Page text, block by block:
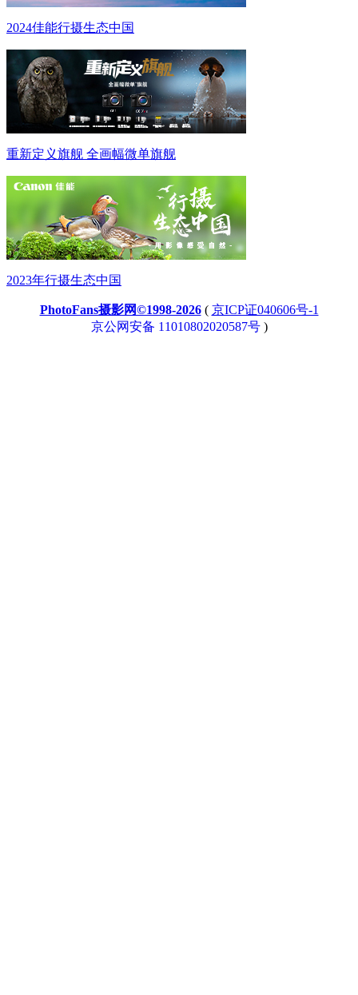
2024佳能行摄生态中国
重新定义旗舰 全画幅微单旗舰
2023年行摄生态中国
PhotoFans摄影网©1998-2026( 京ICP证040606号-1
京公网安备 11010802020587号)